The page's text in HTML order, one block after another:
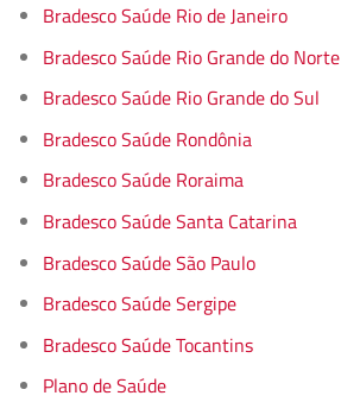
Bradesco Saúde Rio de Janeiro
Bradesco Saúde Rio Grande do Norte
Bradesco Saúde Rio Grande do Sul
Bradesco Saúde Rondônia
Bradesco Saúde Roraima
Bradesco Saúde Santa Catarina
Bradesco Saúde São Paulo
Bradesco Saúde Sergipe
Bradesco Saúde Tocantins
Plano de Saúde